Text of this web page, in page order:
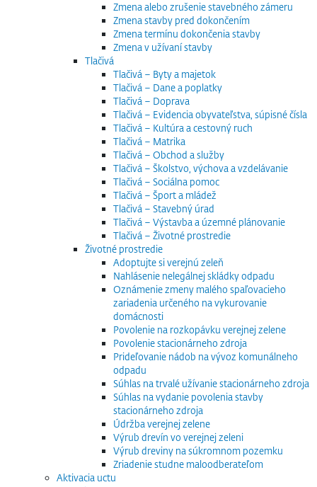
Zmena alebo zrušenie stavebného zámeru
Zmena stavby pred dokončením
Zmena termínu dokončenia stavby
Zmena v užívaní stavby
Tlačivá
Tlačivá – Byty a majetok
Tlačivá – Dane a poplatky
Tlačivá – Doprava
Tlačivá – Evidencia obyvateľstva, súpisné čísla
Tlačivá – Kultúra a cestovný ruch
Tlačivá – Matrika
Tlačivá – Obchod a služby
Tlačivá – Školstvo, výchova a vzdelávanie
Tlačivá – Sociálna pomoc
Tlačivá – Šport a mládež
Tlačivá – Stavebný úrad
Tlačivá – Výstavba a územné plánovanie
Tlačivá – Životné prostredie
Životné prostredie
Adoptujte si verejnú zeleň
Nahlásenie nelegálnej skládky odpadu
Oznámenie zmeny malého spaľovacieho
zariadenia určeného na vykurovanie
domácnosti
Povolenie na rozkopávku verejnej zelene
Povolenie stacionárneho zdroja
Prideľovanie nádob na vývoz komunálneho
odpadu
Súhlas na trvalé užívanie stacionárneho zdroja
Súhlas na vydanie povolenia stavby
stacionárneho zdroja
Údržba verejnej zelene
Výrub drevín vo verejnej zeleni
Výrub dreviny na súkromnom pozemku
Zriadenie studne maloodberateľom
Aktivacia uctu